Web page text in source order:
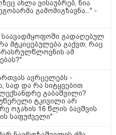
"ინოვაციები
FIFA-ს 2026 წლის
ახლა ვისაუბრებ, ნია
გამომიგზავნა..." -
საავადმყოფოში გადაღებულ
მტკიცებულება გაქვთ, რაც
ამ
ავრცელებს -
სად და რა სიტყვებით
გაბაშვილი?
ტკივილი არ
ოჯახის 16 წლის ბავშვის
საფუძველი"